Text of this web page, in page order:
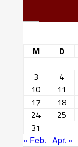
M
D
3
4
10
11
17
18
24
25
31
« Feb. Apr. »